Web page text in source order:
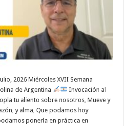
2026 Miércoles XVII Semana
de Argentina
Invocación al
tu aliento sobre nosotros, Mueve y
y alma, Que podamos hoy
ponerla en práctica en